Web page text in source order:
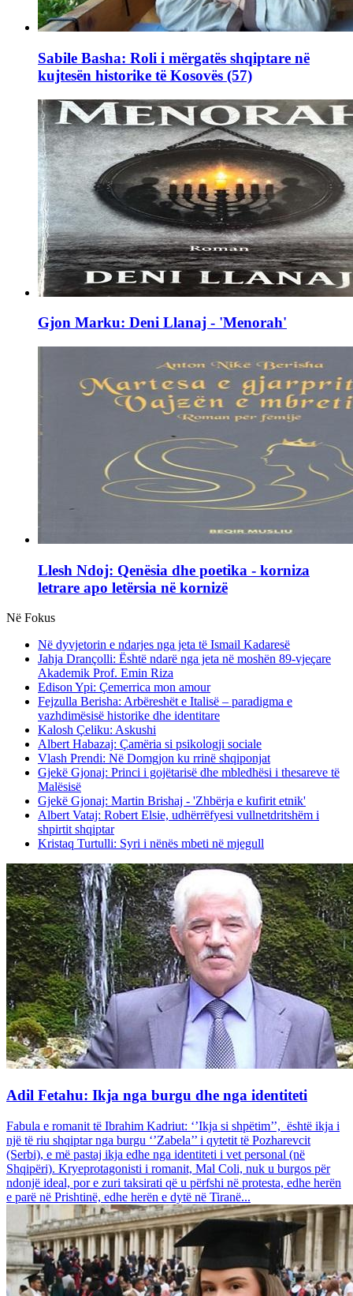
Sabile Basha: Roli i mërgatës shqiptare në
kujtesën historike të Kosovës (57)
Gjon Marku: Deni Llanaj - 'Menorah'
Llesh Ndoj: Qenësia dhe poetika - korniza
letrare apo letërsia në kornizë
Në Fokus
Në dyvjetorin e ndarjes nga jeta të Ismail Kadaresë
Jahja Drançolli: Është ndarë nga jeta në moshën 89-vjeçare
Akademik Prof. Emin Riza
Edison Ypi: Çemerrica mon amour
Fejzulla Berisha: Arbëreshët e Italisë – paradigma e
vazhdimësisë historike dhe identitare
Kalosh Çeliku: Askushi
Albert Habazaj: Çamëria si psikologji sociale
Vlash Prendi: Në Domgjon ku rrinë shqiponjat
Gjekë Gjonaj: Princi i gojëtarisë dhe mbledhësi i thesareve të
Malësisë
Gjekë Gjonaj: Martin Brishaj - 'Zhbërja e kufirit etnik'
Albert Vataj: Robert Elsie, udhërrëfyesi vullnetdritshëm i
shpirtit shqiptar
Kristaq Turtulli: Syri i nënës mbeti në mjegull
Adil Fetahu: Ikja nga burgu dhe nga identiteti
Fabula e romanit të Ibrahim Kadriut: ‘’Ikja si shpëtim’’, është ikja i
një të riu shqiptar nga burgu ‘’Zabela’’ i qytetit të Pozharevcit
(Serbi), e më pastaj ikja edhe nga identiteti i vet personal (në
Shqipëri). Kryeprotagonisti i romanit, Mal Coli, nuk u burgos për
ndonjë ideal, por e zuri taksirati që u përfshi në protesta, edhe herën
e parë në Prishtinë, edhe herën e dytë në Tiranë...